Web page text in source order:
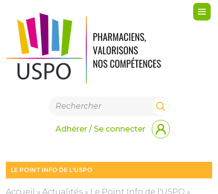
Adhérer / Se connecter
LE POINT INFO DE L'USPO
Accueil » Actualités » Le Point Info de l'USPO »